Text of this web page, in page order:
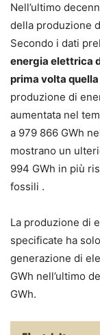
Nell’ultimo
della produzione
Secondo i dati
energia elettrica
prima volta
produzione di
aumentata nel
a 979 866 GWh
mostrano un
994 GWh in più
fossili .
La produzione di
specificate ha
generazione di
GWh nell’ultimo
GWh.